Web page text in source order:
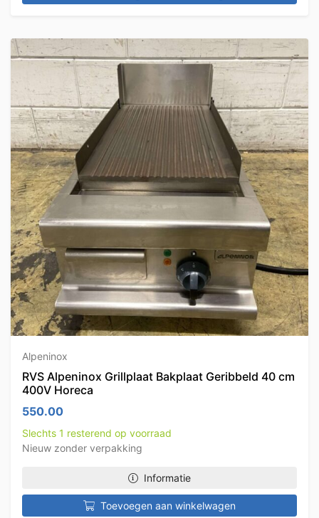
Alpeninox
RVS Alpeninox Grillplaat Bakplaat Geribbeld 40 cm
400V Horeca
550.00
Slechts 1 resterend op voorraad
Nieuw zonder verpakking
Informatie
Toevoegen aan winkelwagen